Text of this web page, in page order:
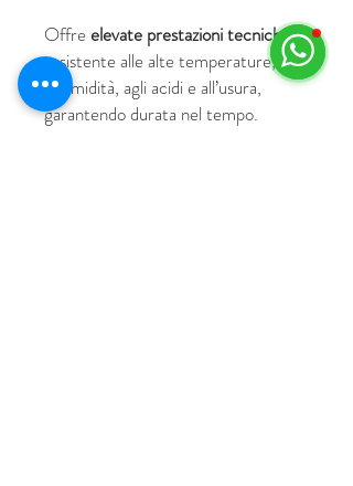
Offreelevate prestazioni tecniche: è
resistente alle alte temperature,
all’umidità, agli acidi e all’usura,
garantendo durata nel tempo.